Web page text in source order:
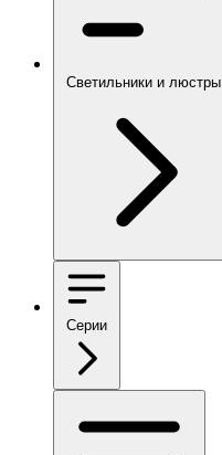
Светильники и люстры
Серии